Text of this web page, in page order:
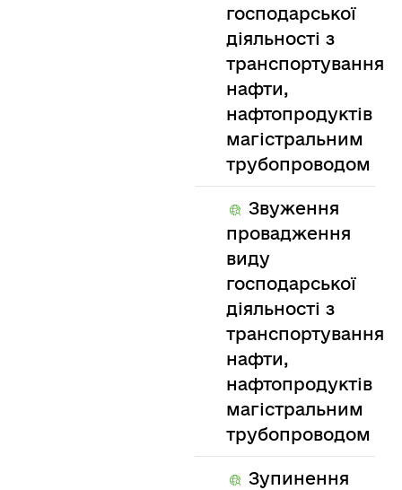
господарської
діяльності з
транспортування
нафти,
нафтопродуктів
магістральним
трубопроводом
Звуження
провадження
виду
господарської
діяльності з
транспортування
нафти,
нафтопродуктів
магістральним
трубопроводом
Зупинення